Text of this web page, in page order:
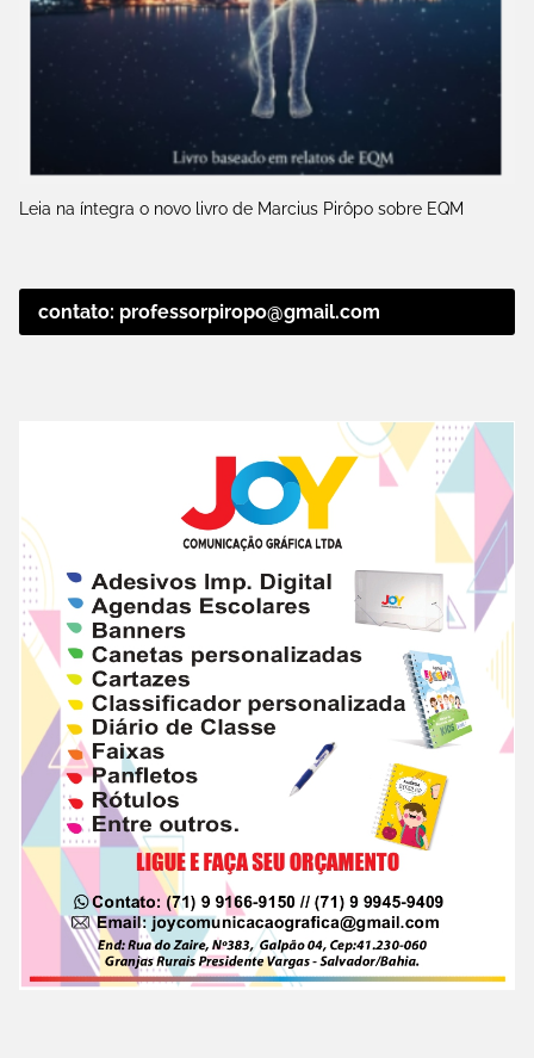
Leia na íntegra o novo livro de Marcius Pirôpo sobre EQM
contato: professorpiropo@gmail.com